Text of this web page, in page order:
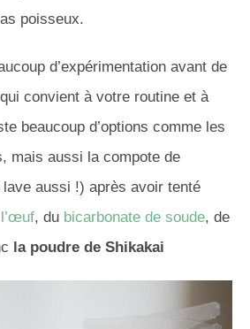
poisseux.
d’expérimentation avant de
convient à votre routine et à
beaucoup d’options comme les
mais aussi la compote de
aussi !) après avoir tenté
l’œuf, du bicarbonate de soude, de
la poudre de Shikakai